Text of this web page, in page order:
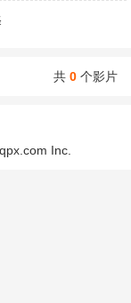
共 0 个影片
Inc.